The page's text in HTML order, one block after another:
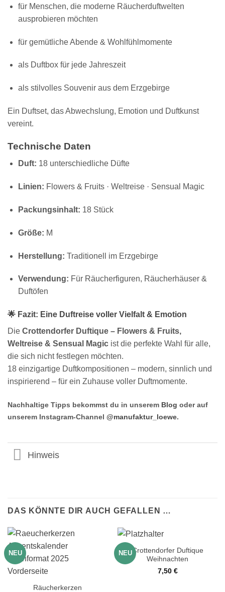
für Menschen, die moderne Räucherduftwelten
ausprobieren möchten
für gemütliche Abende & Wohlfühlmomente
als Duftbox für jede Jahreszeit
als stilvolles Souvenir aus dem Erzgebirge
Ein Duftset, das Abwechslung, Emotion und Duftkunst
vereint.
Technische Daten
Duft: 18 unterschiedliche Düfte
Linien: Flowers & Fruits · Weltreise · Sensual Magic
Packungsinhalt: 18 Stück
Größe: M
Herstellung: Traditionell im Erzgebirge
Verwendung: Für Räucherfiguren, Räucherhäuser &
Duftöfen
🌟 Fazit: Eine Duftreise voller Vielfalt & Emotion
Die Crottendorfer Duftique – Flowers & Fruits,
Weltreise & Sensual Magic ist die perfekte Wahl für alle,
die sich nicht festlegen möchten.
18 einzigartige Duftkompositionen – modern, sinnlich und
inspirierend – für ein Zuhause voller Duftmomente.
Nachhaltige Tipps bekommst du in unserem Blog oder auf
unserem Instagram-Channel @manufaktur_loewe.
Hinweis
DAS KÖNNTE DIR AUCH GEFALLEN …
NEU
Räucherkerzen
NEUCrottendorfer Duftique
Weihnachten
7,50 €